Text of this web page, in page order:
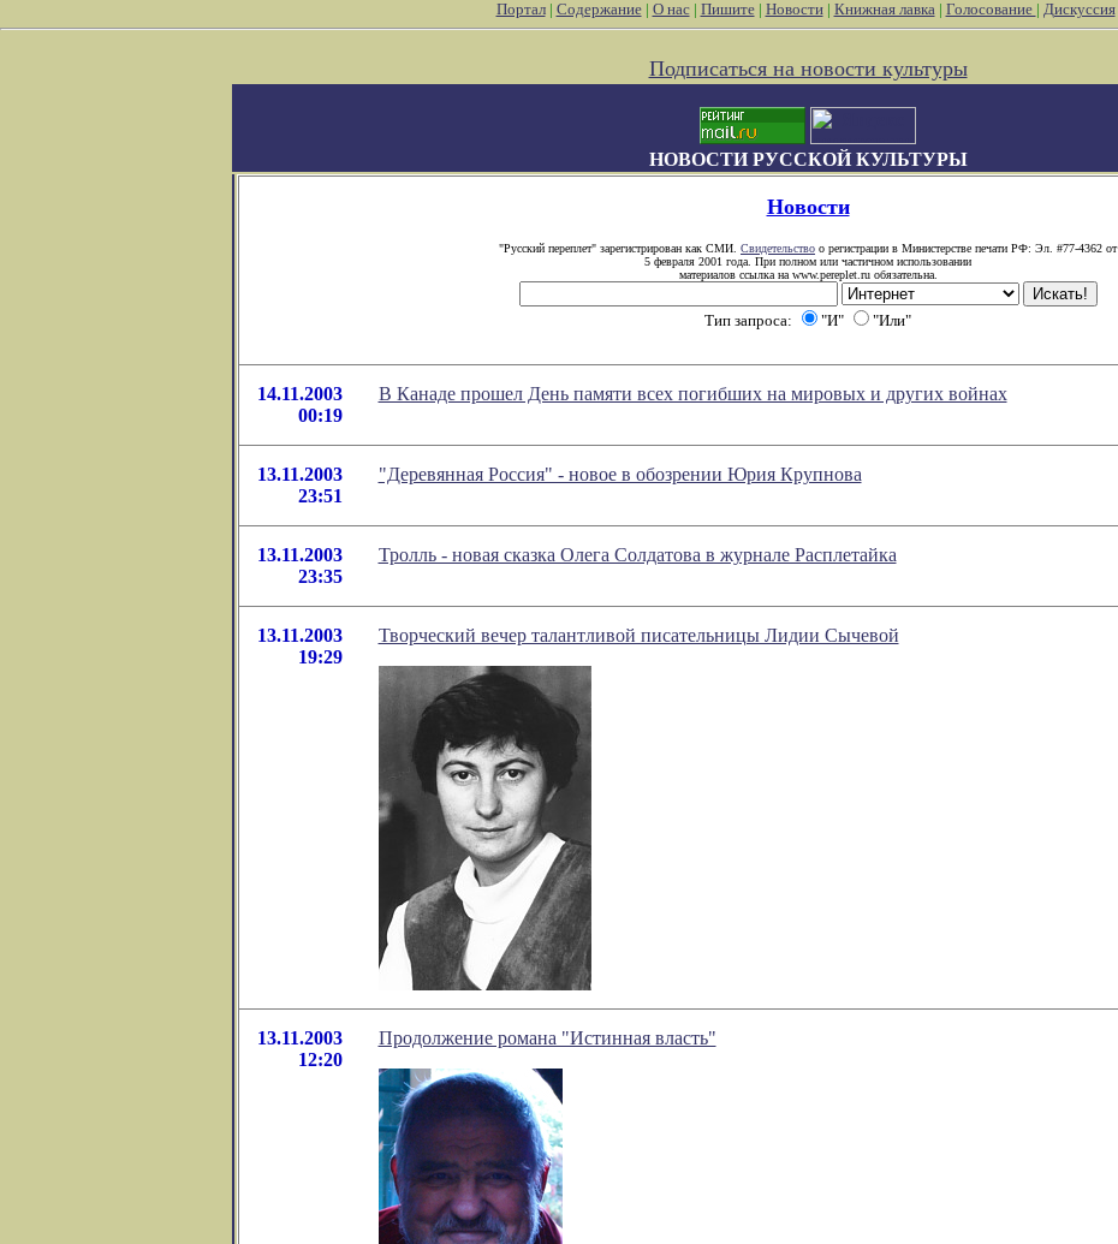
Портал| Содержание| О нас| Пишите| Новости| Книжная лавка| Голосование | Дискуссия
Подписаться на новости культуры
НОВОСТИ РУССКОЙ КУЛЬТУРЫ
Новости
"Русский переплет" зарегистрирован как СМИ. Свидетельство о регистрации в Министерстве печати РФ: Эл. #77-4362 от
5 февраля 2001 года. При полном или частичном использовании
материалов ссылка на www.pereplet.ru обязательна.
Тип запроса: "И" "Или"
14.11.2003
00:19
В Канаде прошел День памяти всех погибших на мировых и других войнах
13.11.2003
23:51
"Деревянная Россия" - новое в обозрении Юрия Крупнова
13.11.2003
23:35
Тролль - новая сказка Олега Солдатова в журнале Расплетайка
13.11.2003
19:29
Творческий вечер талантливой писательницы Лидии Сычевой
13.11.2003
12:20
Продолжение романа "Истинная власть"